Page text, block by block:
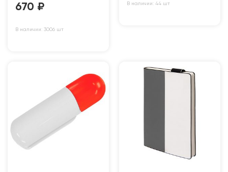
670 ₽
В наличии: 3006 шт
В наличии: 44 шт